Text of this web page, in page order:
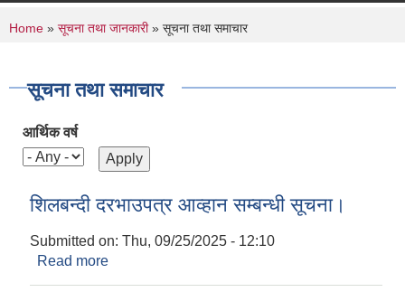
You are here
Home » सूचना तथा जानकारी» सूचना तथा समाचार
सूचना तथा समाचार
आर्थिक वर्ष
शिलबन्दी दरभाउपत्र आव्हान सम्बन्धी सूचना।
Submitted on: Thu, 09/25/2025 - 12:10
Read more